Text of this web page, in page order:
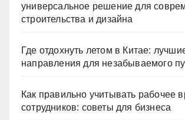
универсальное решение для
строительства и дизайна
Где отдохнуть летом в Китае:
направления для незабываемого
Как правильно учитывать рабочее
сотрудников: советы для бизнеса